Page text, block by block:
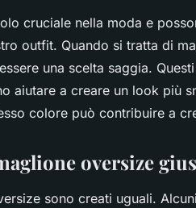
cruciale nella moda e
outfit. Quando si tratta di
una scelta saggia.
aiutare a creare un look più
colore può contribuire a
oversize
sono creati uguali.